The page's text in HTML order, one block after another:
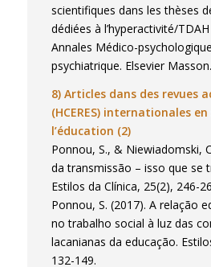
scientifiques dans les thèses
dédiées à l’hyperactivité/
Annales Médico-
psychiatrique. Elsevier Masson.
8) Articles dans des revues
(HCERES) internationales en
l’éducation (2)
Ponnou, S., & Niewiadomski,
da transmissão – isso que se
Estilos da Clínica, 25(2), 246-
Ponnou, S. (2017). A relação
no trabalho social à luz das
lacanianas da educação.
132-149.